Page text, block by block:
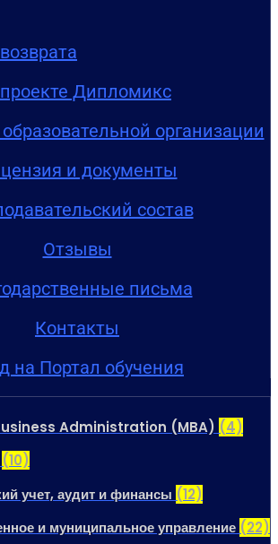
Дипломикс
организации
и документы
состав
Отзывы
письма
Контакты
на Портал обучения
Administration (MBA) (4)
(10)
учет, аудит и финансы (12)
и муниципальное управление (22)